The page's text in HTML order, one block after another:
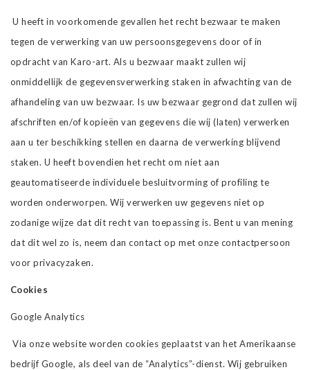
U heeft in voorkomende gevallen het recht bezwaar te maken
tegen de verwerking van uw persoonsgegevens door of in
opdracht van Karo-art. Als u bezwaar maakt zullen wij
onmiddellijk de gegevensverwerking staken in afwachting van de
afhandeling van uw bezwaar. Is uw bezwaar gegrond dat zullen wij
afschriften en/of kopieën van gegevens die wij (laten) verwerken
aan u ter beschikking stellen en daarna de verwerking blijvend
staken. U heeft bovendien het recht om niet aan
geautomatiseerde individuele besluitvorming of profiling te
worden onderworpen. Wij verwerken uw gegevens niet op
zodanige wijze dat dit recht van toepassing is. Bent u van mening
dat dit wel zo is, neem dan contact op met onze contactpersoon
voor privacyzaken.
Cookies
Google Analytics
Via onze website worden cookies geplaatst van het Amerikaanse
bedrijf Google, als deel van de “Analytics”-dienst. Wij gebruiken